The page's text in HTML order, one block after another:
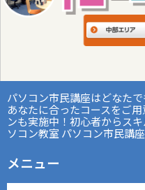
パソコン市民講座はどなた
あなたに合ったコースをご
ンも実施中！初心者からス
ソコン教室 パソコン市民講
メニュー